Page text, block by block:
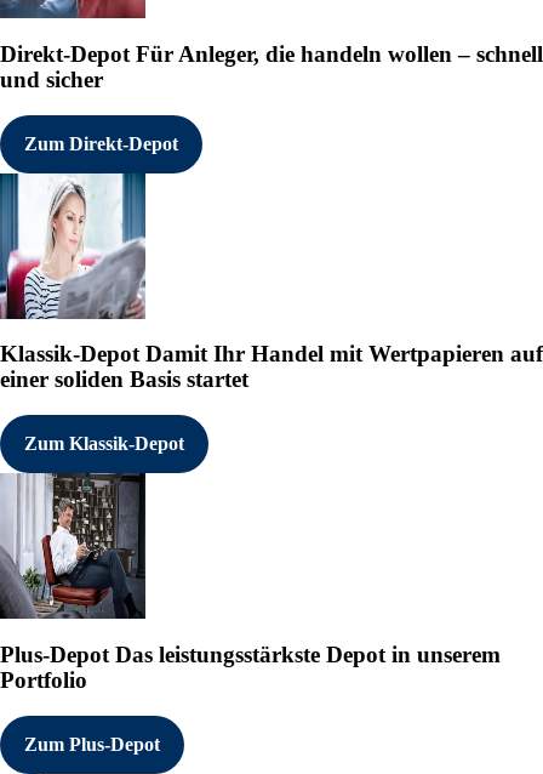
Direkt-Depot Für Anleger, die handeln wollen – schnell
und sicher
Zum Direkt-Depot
Klassik-DepotDamit Ihr Handel mit Wertpapieren auf
einer soliden Basis startet
Zum Klassik-Depot
Plus-Depot Das leistungsstärkste Depot in unserem
Portfolio
Zum Plus-Depot